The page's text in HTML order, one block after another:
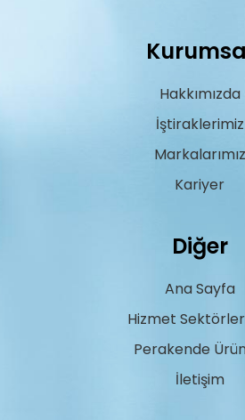
Hakkımızda
İştiraklerimiz
Markalarımız
Kariyer
Diğer
Ana Sayfa
Hizmet
Perakende
İletişim